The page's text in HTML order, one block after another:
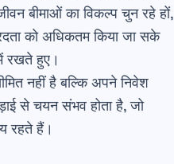
बीमाओं का विकल्प चुन रहे हों,
को अधिकतम किया जा सके
रखते हुए।
नहीं है बल्कि अपने निवेश
से चयन संभव होता है, जो
रहते हैं।